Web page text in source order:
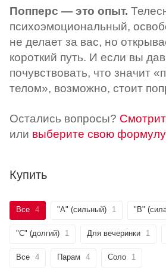
Попперс — это опыт.
психоэмоциональный,
не делает за вас, но
короткий путь. И если вы
почувствовать, что значит
телом», возможно, стоит
Остались вопросы?
или выберите свою формулу
Купить
Все 4 "А" (сильный) 1 "B"
"C" (долгий) 1 Для вечеринки 1
Все 4 Парам 4 Соло 1